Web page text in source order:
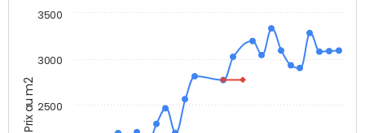
Prix au m2 2500
3000
3500